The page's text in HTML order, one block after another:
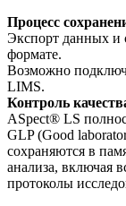
Процесс
Экспорт данных и
формате.
Возможно
LIMS.
Контроль
ASpect® LS
GLP (Good
сохраняются в
анализа, включая
протоколы